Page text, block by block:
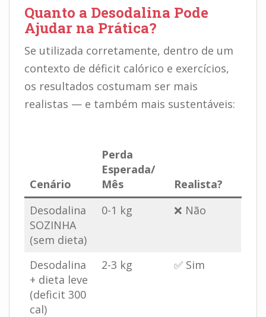
Quanto a Desodalina Pode
Ajudar na Prática?
Se utilizada corretamente, dentro de um
contexto de déficit calórico e exercícios,
os resultados costumam ser mais
realistas — e também mais sustentáveis:
Cenário
Perda
Esperada/
Mês
Realista?
Desodalina
SOZINHA
(sem dieta)
0-1 kg ❌ Não
Desodalina
+ dieta leve
(deficit 300
cal)
2-3 kg ✅ Sim